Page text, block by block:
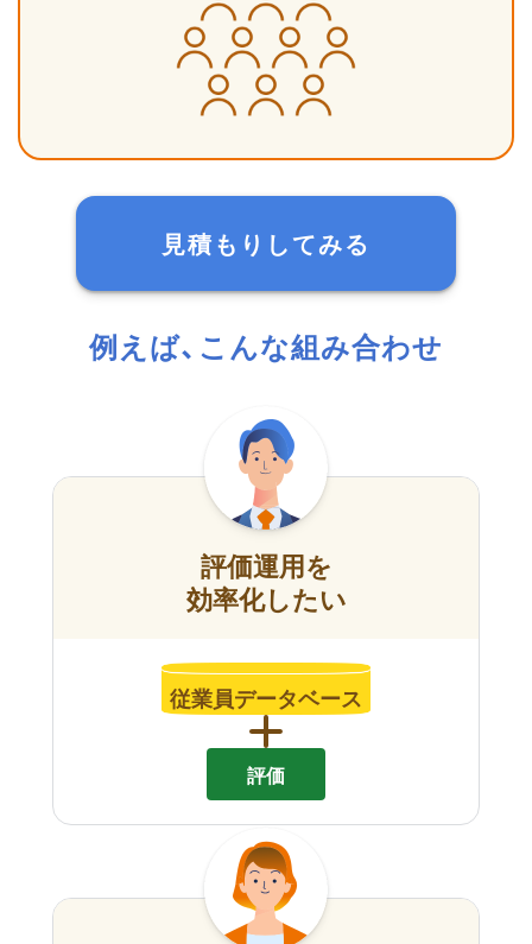
見積もりしてみる
例えば、こんな組み合わせ
評価運用を
効率化したい
従業員データベース
評価